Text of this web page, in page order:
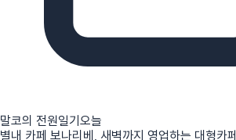
말코의 전원일기 오늘
별내 카페 보나리베, 새벽까지 영업하는 대형카페